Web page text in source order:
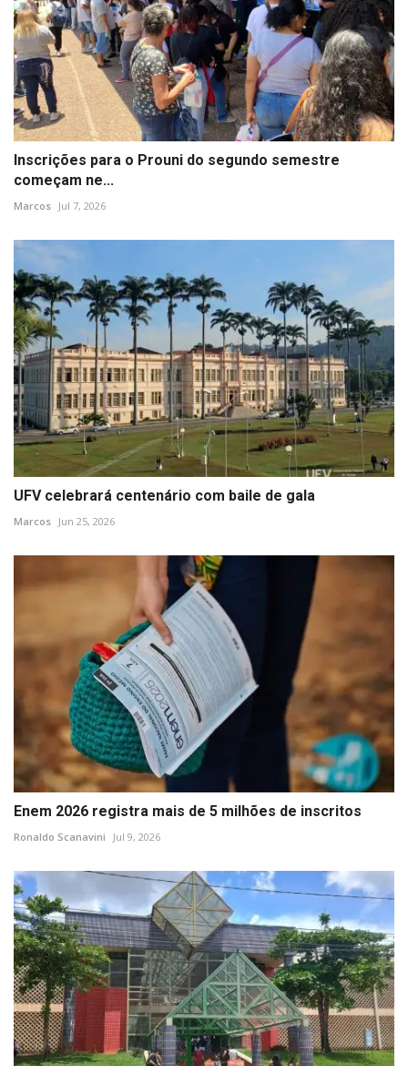
Inscrições para o Prouni do segundo semestre
começam ne...
Marcos Jul 7, 2026
UFV celebrará centenário com baile de gala
Marcos Jun 25, 2026
Enem 2026 registra mais de 5 milhões de inscritos
Ronaldo Scanavini Jul 9, 2026